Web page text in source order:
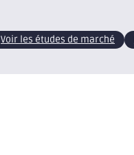
Voir les études de marché